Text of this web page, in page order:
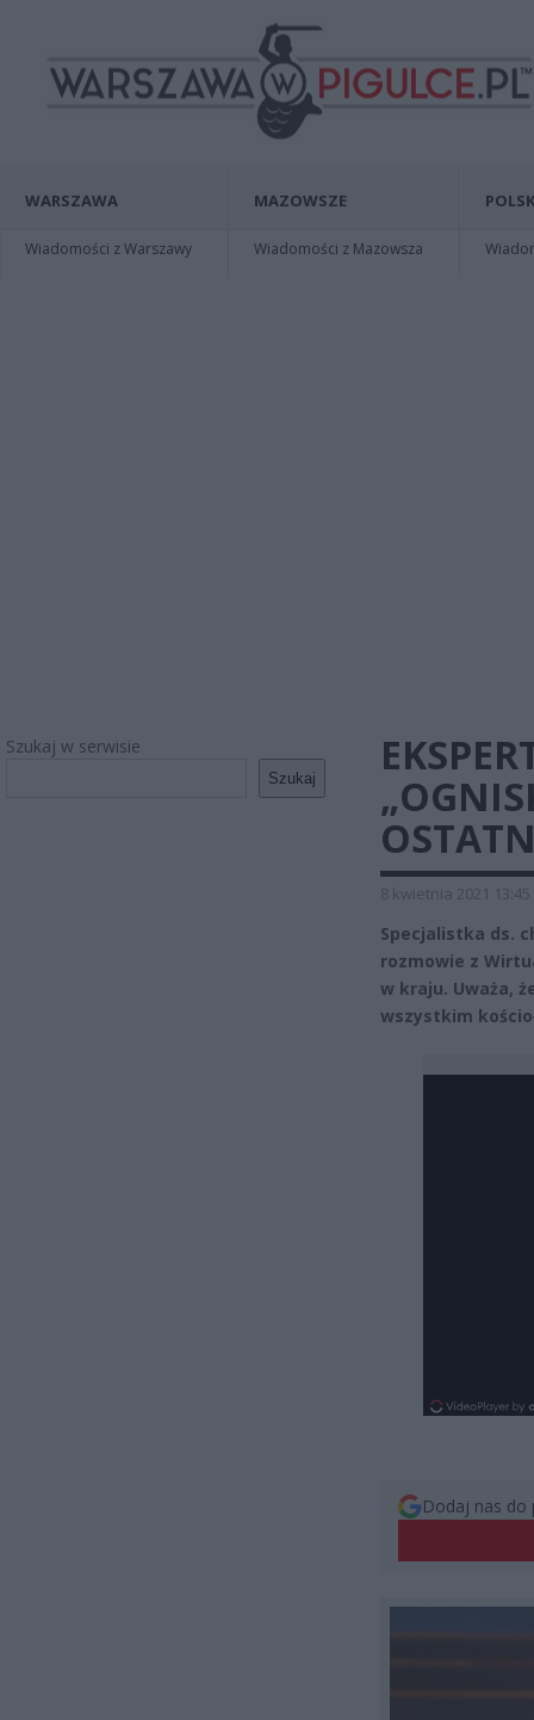
WARSZAWA
Wiadomości z Warszawy
MAZOWSZE
Wiadomości z Mazowsza
Szukaj w serwisie
Szukaj
8 kwietnia 2021 13:45
Specjalistka ds.
rozmowie z
w kraju. Uważa,
wszystkim
Dodaj nas do